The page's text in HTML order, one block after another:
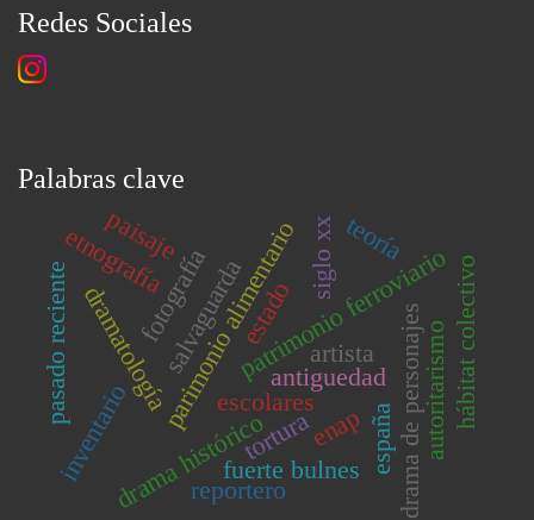
Redes Sociales
Palabras clave
escolares
parimonio alimentariopatrimonio ferroviario
dramatología drama de personajes
drama históricofuerte bulnes
salvaguarda antiguedad
inventario
estado
autoritarismo
fotografía siglo xx
españa
etnografía
paisaje
pasado reciente
enap hábitat colectivo
reportero
tortura
teoría
artista